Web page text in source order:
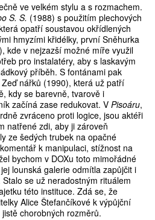
ve velkém stylu a s rozmachem.
S. S. (1988) s použitím plechových
opatří soustavou okřídlených
hmyzími křidélky, první Sněhurka
kde v nejzazší možné míře využil
pro instalatéry, aby s laskavým
příběh. S fontánami pak
nářků (1990), která už patří
kdy se barevně, tvarově i
začíná zase redukovat. V Pisoáru,
zvráceno proti logice, jsou aktéři
natřené zdi, aby ji zároveň
ze šedých trubek na opačné
k manipulaci, stížnost na
bychom v DOXu toto mimořádné
lounská galerie odmítla zapůjčit i
se už neradostným rituálem
této instituce. Zdá se, že
Alice Štefančíkové k výpůjční
chorobných rozměrů.